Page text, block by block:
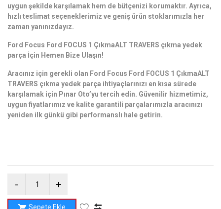
uygun şekilde karşılamak hem de bütçenizi korumaktır. Ayrıca,
hızlı teslimat seçeneklerimiz ve geniş ürün stoklarımızla her
zaman yanınızdayız.
Ford Focus Ford FOCUS 1 ÇıkmaALT TRAVERS çıkma yedek
parça İçin Hemen Bize Ulaşın!
Aracınız için gerekli olan Ford Focus Ford FOCUS 1 ÇıkmaALT
TRAVERS çıkma yedek parça ihtiyaçlarınızı en kısa sürede
karşılamak için Pınar Oto’yu tercih edin. Güvenilir hizmetimiz,
uygun fiyatlarımız ve kalite garantili parçalarımızla aracınızı
yeniden ilk günkü gibi performanslı hale getirin.
Sepete Ekle